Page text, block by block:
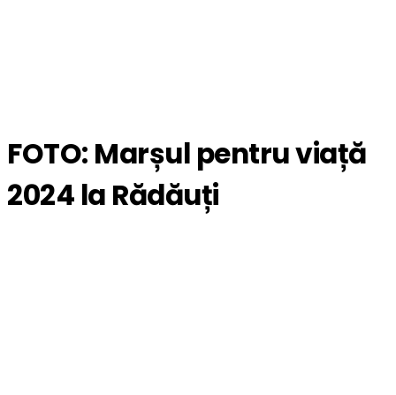
FOTO: Marșul pentru viață
2024 la Rădăuți